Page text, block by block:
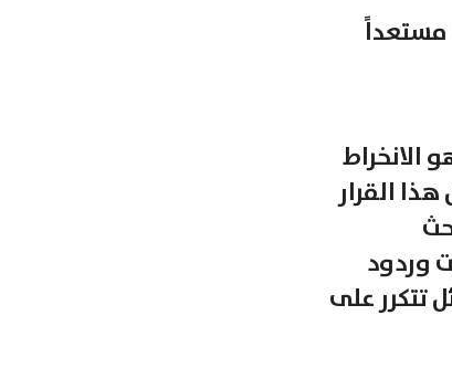
مستعداً
الانخراط
هذا القرار
وردود
تتكرر على